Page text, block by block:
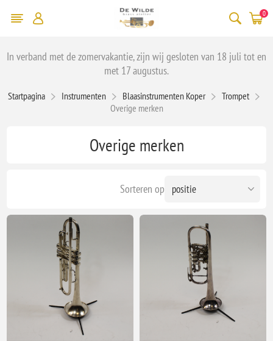
0
In verband met de zomervakantie, zijn wij gesloten van 18 juli tot en
met 17 augustus.
Startpagina Instrumenten Blaasinstrumenten Koper
Trompet
Overige merken
Overige merken
Sorteren op